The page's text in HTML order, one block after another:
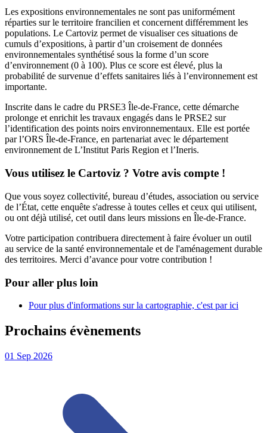
Les expositions environnementales ne sont pas uniformément
réparties sur le territoire francilien et concernent différemment les
populations. Le Cartoviz permet de visualiser ces situations de
cumuls d’expositions, à partir d’un croisement de données
environnementales synthétisé sous la forme d’un score
d’environnement (0 à 100). Plus ce score est élevé, plus la
probabilité de survenue d’effets sanitaires liés à l’environnement est
importante.
Inscrite dans le cadre du PRSE3 Île-de-France, cette démarche
prolonge et enrichit les travaux engagés dans le PRSE2 sur
l’identification des points noirs environnementaux. Elle est portée
par l’ORS Île-de-France, en partenariat avec le département
environnement de L’Institut Paris Region et l’Ineris.
Vous utilisez le Cartoviz ? Votre avis compte !
Que vous soyez collectivité, bureau d’études, association ou service
de l’État, cette enquête s'adresse à toutes celles et ceux qui utilisent,
ou ont déjà utilisé, cet outil dans leurs missions en Île-de-France.
Votre participation contribuera directement à faire évoluer un outil
au service de la santé environnementale et de l'aménagement durable
des territoires. Merci d’avance pour votre contribution !
Pour aller plus loin
Pour plus d'informations sur la cartographie, c'est par ici
Prochains évènements
01 Sep 2026